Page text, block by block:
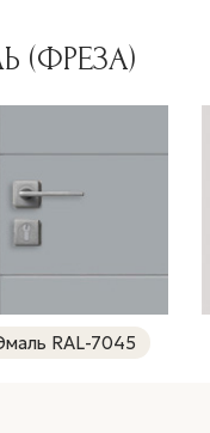
(ФРЕЗА)
RAL-7045